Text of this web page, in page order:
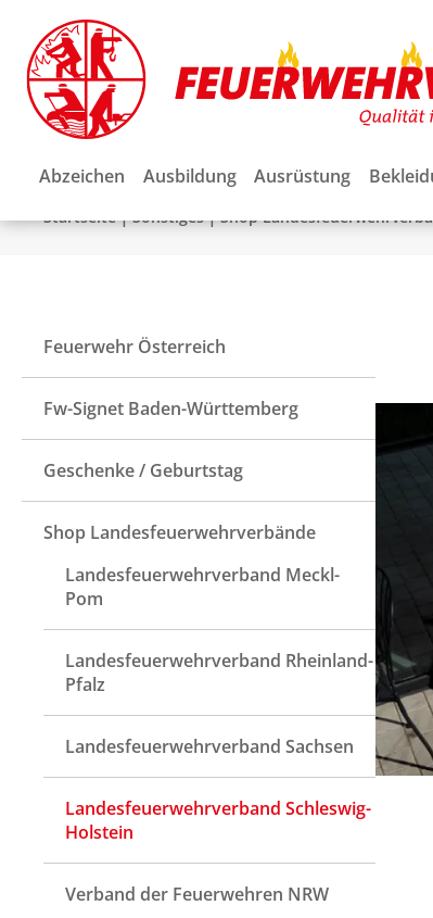
Abzeichen Ausbildung Ausrüstung
Startseite|Sonstiges|Shop
Feuerwehr Österreich
Fw-Signet Baden-Württemberg
Geschenke / Geburtstag
Shop Landesfeuerwehrverbände
Landesfeuerwehrverband Meckl-
Pom
Landesfeuerwehrverband Rheinland-
Pfalz
Landesfeuerwehrverband Sachsen
Landesfeuerwehrverband Schleswig-
Holstein
Verband der Feuerwehren NRW